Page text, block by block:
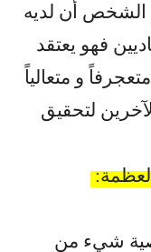
الشخص أن لديه
فهو يعتقد
و متعالياً
لتحقيق
:
شيء من